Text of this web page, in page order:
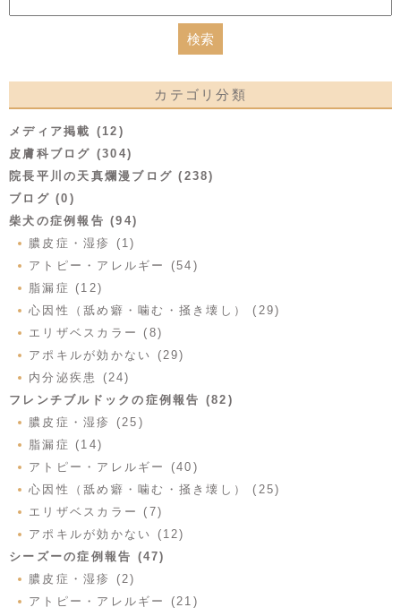
カテゴリ分類
メディア掲載 (12)
皮膚科ブログ (304)
院長平川の天真爛漫ブログ (238)
ブログ (0)
柴犬の症例報告 (94)
膿皮症・湿疹 (1)
アトピー・アレルギー (54)
脂漏症 (12)
心因性（舐め癖・噛む・掻き壊し） (29)
エリザベスカラー (8)
アポキルが効かない (29)
内分泌疾患 (24)
フレンチブルドックの症例報告 (82)
膿皮症・湿疹 (25)
脂漏症 (14)
アトピー・アレルギー (40)
心因性（舐め癖・噛む・掻き壊し） (25)
エリザベスカラー (7)
アポキルが効かない (12)
シーズーの症例報告 (47)
膿皮症・湿疹 (2)
アトピー・アレルギー (21)